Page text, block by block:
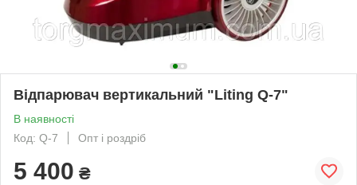
Відпарювач вертикальний "Liting Q-7"
В наявності
Код: Q-7
Опт і роздріб
5 400 ₴